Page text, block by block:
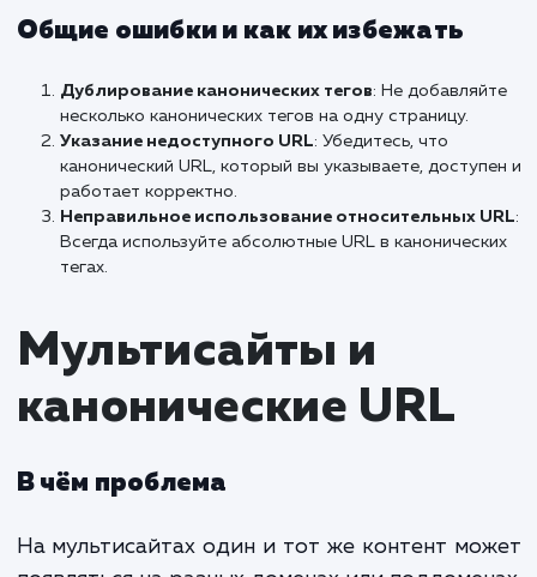
Как настроить канонические URL
Настройка канонических URL в
системах управления контентом (CMS)
немного отличаться.
WordPress
Просто установите плагин и
инструкциям.
URL может
настройка в файлах шаблона.